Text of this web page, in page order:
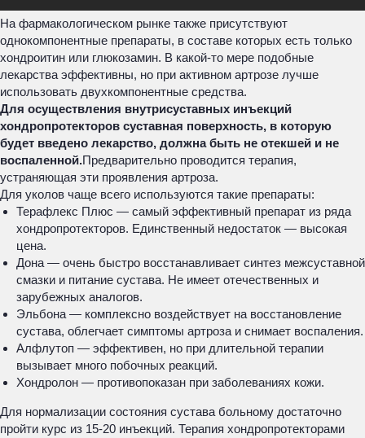
На фармакологическом рынке также присутствуют
однокомпонентные препараты, в составе которых есть только
хондроитин или глюкозамин. В какой-то мере подобные
лекарства эффективны, но при активном артрозе лучше
использовать двухкомпонентные средства.
Для осуществления внутрисуставных инъекций
хондропротекторов суставная поверхность, в которую
будет введено лекарство, должна быть не отекшей и не
воспаленной.Предварительно проводится терапия,
устраняющая эти проявления артроза.
Для уколов чаще всего используются такие препараты:
Терафлекс Плюс — самый эффективный препарат из ряда
хондропротекторов. Единственный недостаток — высокая
цена.
Дона — очень быстро восстанавливает синтез межсуставной
смазки и питание сустава. Не имеет отечественных и
зарубежных аналогов.
Эльбона — комплексно воздействует на восстановление
сустава, облегчает симптомы артроза и снимает воспаления.
Алфлутоп — эффективен, но при длительной терапии
вызывает много побочных реакций.
Хондролон — противопоказан при заболеваниях кожи.
Для нормализации состояния сустава больному достаточно
пройти курс из 15-20 инъекций. Терапия хондропротекторами